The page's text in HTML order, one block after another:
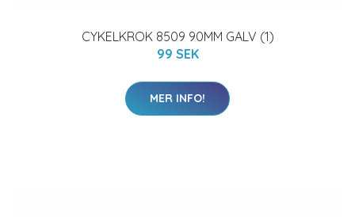
CYKELKROK 8509 90MM GALV (1)
99 SEK
MER INFO!